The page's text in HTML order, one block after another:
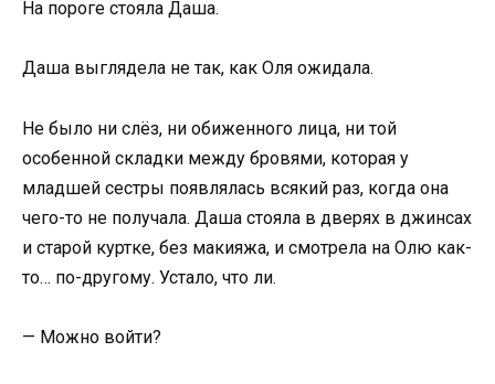
На пороге стояла Даша.
Даша выглядела не так, как Оля ожидала.
Не было ни слёз, ни обиженного лица, ни той
особенной складки между бровями, которая у
младшей сестры появлялась всякий раз, когда она
чего-то не получала. Даша стояла в дверях в джинсах
и старой куртке, без макияжа, и смотрела на Олю как-
то… по-другому. Устало, что ли.
— Можно войти?